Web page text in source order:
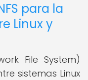
para la
Linux y
File System)
sistemas Linux